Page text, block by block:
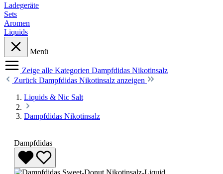
Ladegeräte
Sets
Aromen
Liquids
Menü
Zeige alle Kategorien Dampfdidas Nikotinsalz
Zurück Dampfdidas Nikotinsalz anzeigen
Liquids & Nic Salt
Dampfdidas Nikotinsalz
Dampfdidas